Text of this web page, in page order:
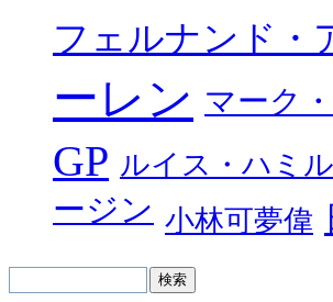
フェルナンド・
ーレン マーク
GP ルイス・ハミ
ージン 小林可夢偉